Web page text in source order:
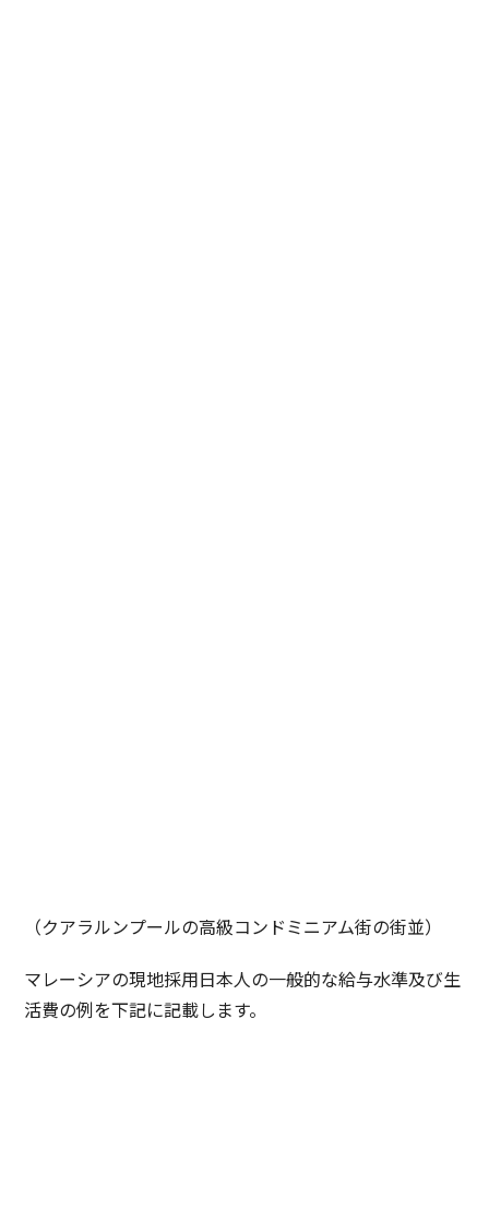
（クアラルンプールの高級コンドミニアム街の街並）
マレーシアの現地採用日本人の一般的な給与水準及び生
活費の例を下記に記載します。